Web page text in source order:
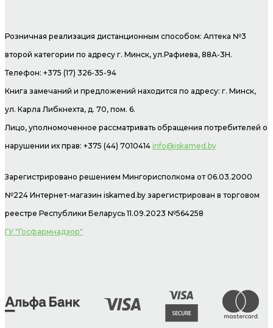
Розничная реализация дистанционным способом: Аптека №3
второй категории по адресу г. Минск, ул.Рафиева, 88А-3Н.
Телефон: +375 (17) 326-35-94
Книга замечаний и предложений находится по адресу: г. Минск,
ул. Карла Либкнехта, д. 70, пом. 6.
Лицо, уполномоченное рассматривать обращения потребителей о
нарушении их прав: +375 (44) 7010414 info@iskamed.by
Зарегистрировано решением Мингорисполкома от 06.03.2000
№224 Интернет-магазин iskamed.by зарегистрирован в торговом
реестре Республики Беларусь 11.09.2023 №564258
ГУ "Госфармнадзор"